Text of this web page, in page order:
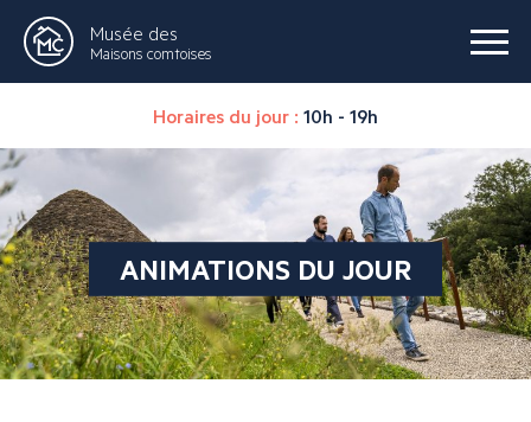
Musée des
Maisons comtoises
Horaires du jour : 10h - 19h
ANIMATIONS DU JOUR